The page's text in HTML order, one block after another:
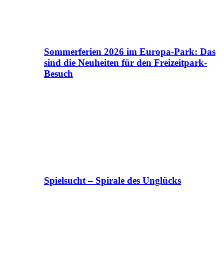
Sommerferien 2026 im Europa-Park: Das
sind die Neuheiten für den Freizeitpark-
Besuch
Spielsucht – Spirale des Unglücks